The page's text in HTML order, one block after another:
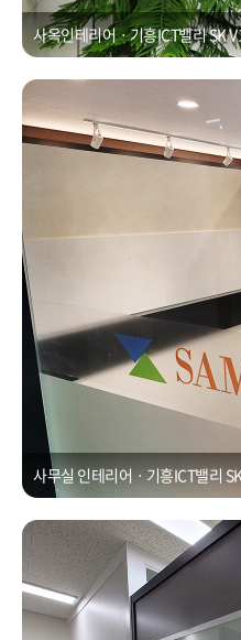
사옥인테리어ㆍ기흥ICT밸리 SK
사무실 인테리어ㆍ기흥ICT밸리 SK
Posted on 2021년 1월 1일by
사무실 인테리어ㆍ기흥ICT밸리
25평사무실ㆍ광교우미뉴브 유리칸
Posted on2021년 1월 1일by